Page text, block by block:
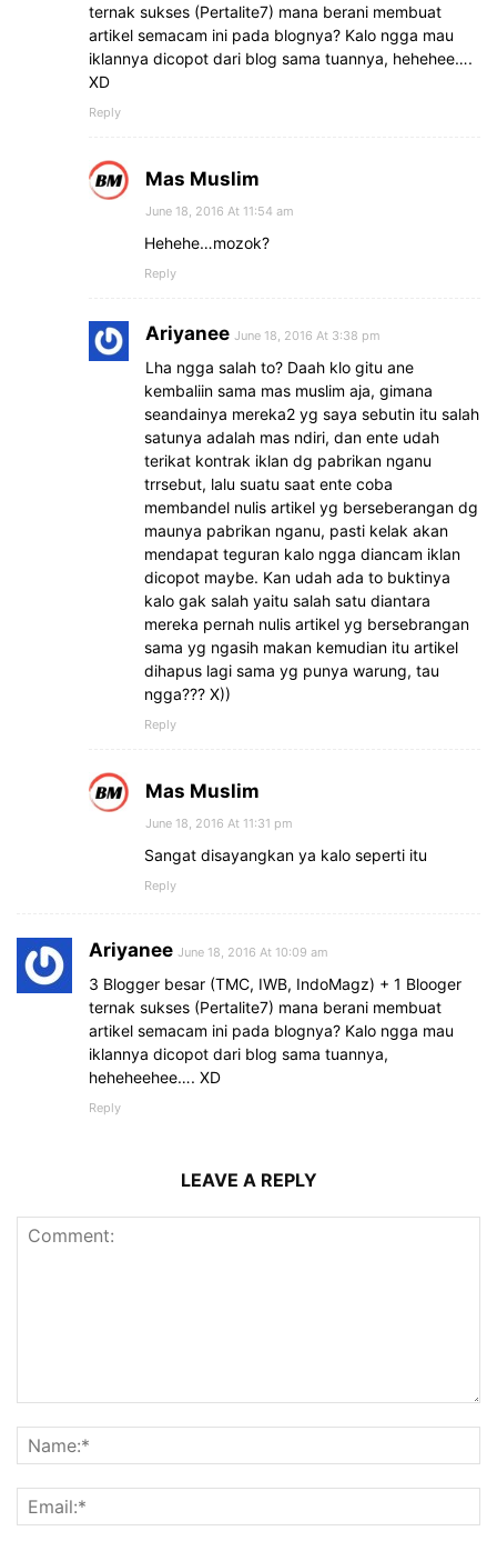
ternak sukses (Pertalite7) mana berani membuat
artikel semacam ini pada blognya? Kalo ngga mau
iklannya dicopot dari blog sama tuannya, hehehee….
XD
Reply
Mas Muslim
June 18, 2016 At 11:54 am
Hehehe…mozok?
Reply
Ariyanee June 18, 2016 At 3:38 pm
Lha ngga salah to? Daah klo gitu ane
kembaliin sama mas muslim aja, gimana
seandainya mereka2 yg saya sebutin itu salah
satunya adalah mas ndiri, dan ente udah
terikat kontrak iklan dg pabrikan nganu
trrsebut, lalu suatu saat ente coba
membandel nulis artikel yg berseberangan dg
maunya pabrikan nganu, pasti kelak akan
mendapat teguran kalo ngga diancam iklan
dicopot maybe. Kan udah ada to buktinya
kalo gak salah yaitu salah satu diantara
mereka pernah nulis artikel yg bersebrangan
sama yg ngasih makan kemudian itu artikel
dihapus lagi sama yg punya warung, tau
ngga??? X))
Reply
Mas Muslim
June 18, 2016 At 11:31 pm
Sangat disayangkan ya kalo seperti itu
Reply
Ariyanee June 18, 2016 At 10:09 am
3 Blogger besar (TMC, IWB, IndoMagz) + 1 Blooger
ternak sukses (Pertalite7) mana berani membuat
artikel semacam ini pada blognya? Kalo ngga mau
iklannya dicopot dari blog sama tuannya,
heheheehee…. XD
Reply
LEAVE A REPLY